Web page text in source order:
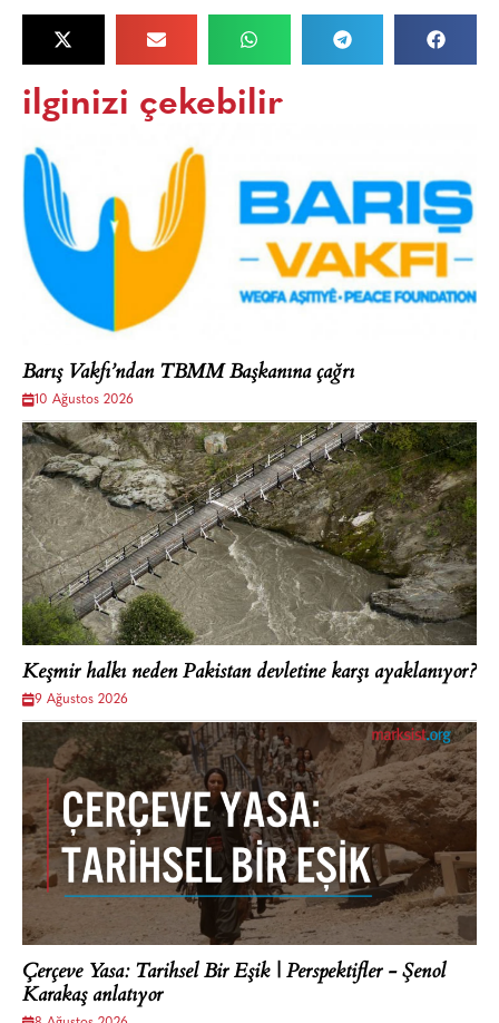
ilginizi çekebilir
Barış Vakfı’ndan TBMM Başkanına çağrı
10 Ağustos 2026
Keşmir halkı neden Pakistan devletine karşı ayaklanıyor?
9 Ağustos 2026
Çerçeve Yasa: Tarihsel Bir Eşik | Perspektifler - Şenol
Karakaş anlatıyor